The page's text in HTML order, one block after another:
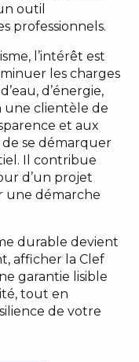
outil
professionnels.
l’intérêt est
les charges
d’énergie,
une clientèle de
et aux
se démarquer
Il contribue
d’un projet
une démarche
durable devient
afficher la Clef
garantie lisible
tout en
de votre